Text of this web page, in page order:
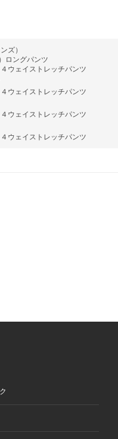
ズ）
ロングパンツ
ウェイストレッチパンツ
ウェイストレッチパンツ
ウェイストレッチパンツ
ウェイストレッチパンツ